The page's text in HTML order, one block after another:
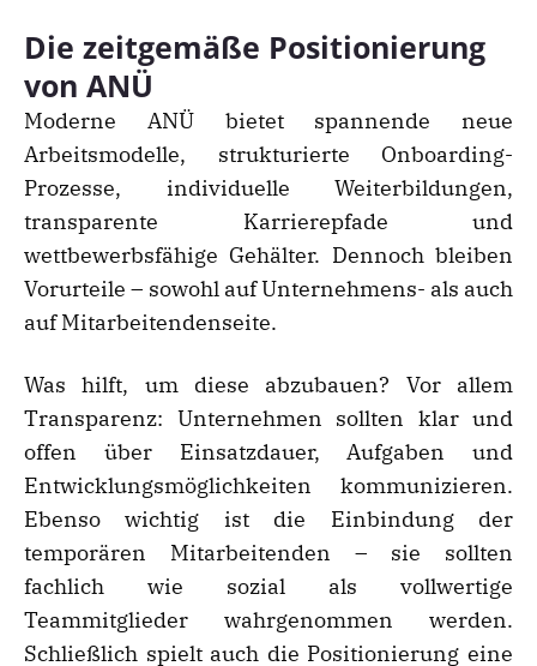
Die zeitgemäße Positionierung
von ANÜ
Moderne ANÜ bietet spannende neue
Arbeitsmodelle, strukturierte Onboarding-
Prozesse, individuelle Weiterbildungen,
transparente Karrierepfade und
wettbewerbsfähige Gehälter. Dennoch bleiben
Vorurteile – sowohl auf Unternehmens- als auch
auf Mitarbeitendenseite.
Was hilft, um diese abzubauen? Vor allem
Transparenz: Unternehmen sollten klar und
offen über Einsatzdauer, Aufgaben und
Entwicklungsmöglichkeiten kommunizieren.
Ebenso wichtig ist die Einbindung der
temporären Mitarbeitenden – sie sollten
fachlich wie sozial als vollwertige
Teammitglieder wahrgenommen werden.
Schließlich spielt auch die Positionierung eine